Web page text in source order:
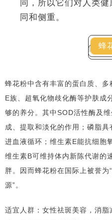
同，所以它们对人类
同和侧重。
蜂
蜂花粉中含有丰富的蛋白质、
E族、超氧化物歧化酶等护肤成
够的养分。其中SOD活性酶及
成、提取和淡化的作用；磷脂
进血液循环；维生素E能抗细胞
维生素B可维持体内新陈代谢的
胖。因而蜂花粉在国际上被誉为
源”。
适宜人群：女性祛斑美容，消